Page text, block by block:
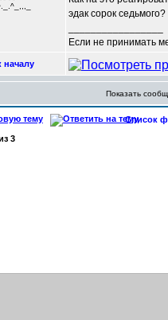
эдак сорок седьмого?
Если не принимать
началу
Показать
Список
3